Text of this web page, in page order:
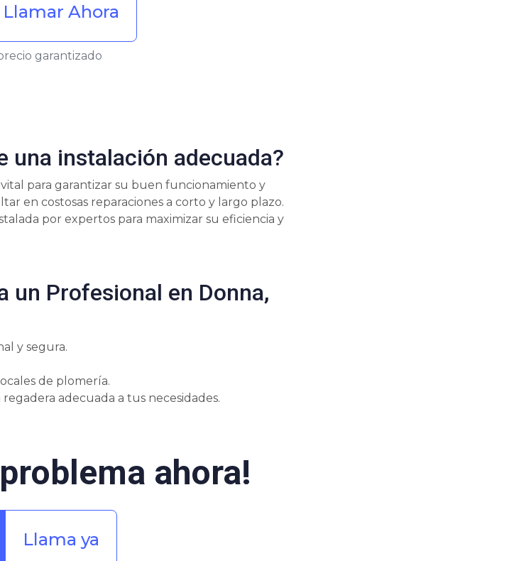
Llamar Ahora
garantizado
una instalación adecuada?
para garantizar su buen funcionamiento y
en costosas reparaciones a corto y largo plazo.
por expertos para maximizar su eficiencia y
un Profesional en Donna,
y segura.
de plomería.
adecuada a tus necesidades.
ahora!
Llama ya